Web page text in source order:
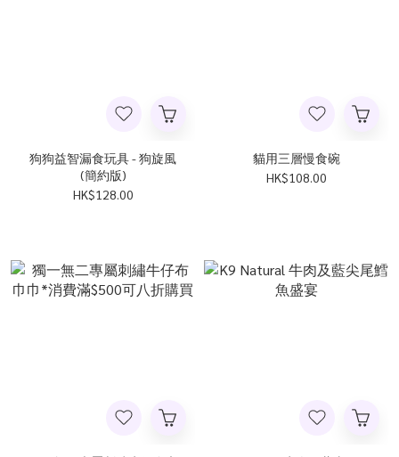
狗狗益智漏食玩具 - 狗旋風
(簡約版)
HK$128.00
貓用三層慢食碗
HK$108.00